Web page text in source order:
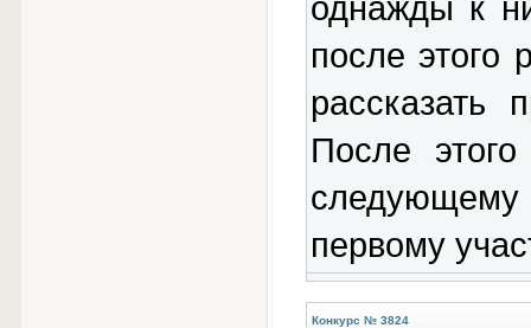
однажды к
после этого
рассказать
После
первому
Конкурс № 3824